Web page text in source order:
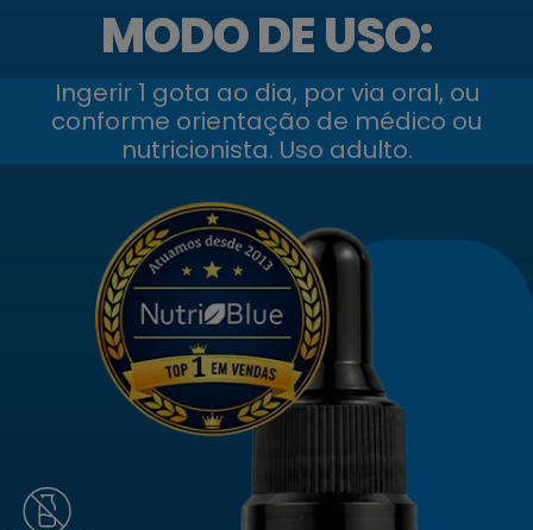
MODO DE USO:
Ingerir 1 gota ao dia, por via oral, ou
conforme orientação de médico ou
nutricionista. Uso adulto.